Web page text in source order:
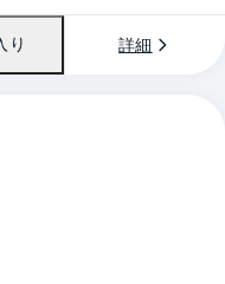
り 詳細
間取り